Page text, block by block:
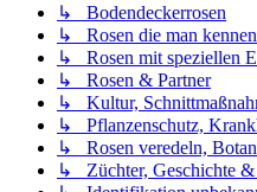
↳ Bodendeckerrosen
↳ Rosen die man
↳ Rosen mit speziellen
↳ Rosen & Partner
↳ Kultur,
↳ Pflanzenschutz,
↳ Rosen veredeln,
↳ Züchter, Geschichte &